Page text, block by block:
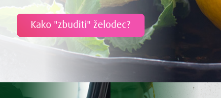
Kako "zbuditi" želodec?